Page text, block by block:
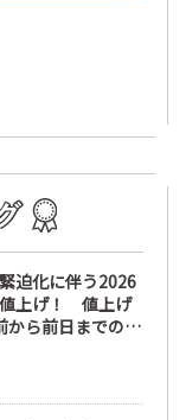
迫化に伴う2026
上げ！ 値上げ
から前日までの期
いて極めて重要